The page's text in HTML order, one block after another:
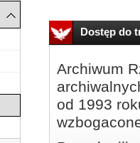
Dostęp do
Archiwum
od 1993